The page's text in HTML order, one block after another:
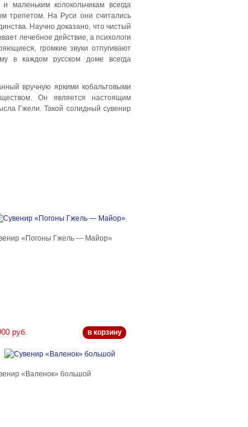
маленьким колокольчикам всегда
трепетом. На Руси они считались
Научно доказано, что чистый
лечебное действие, а психологи
громкие звуки отпугивают
в каждом русском доме всегда
вручную яркими кобальтовыми
Он является настоящим
Гжели. Такой солидный сувенир
«Погоны Гжель — Майор»
руб. в корзину
«Валенок» большой